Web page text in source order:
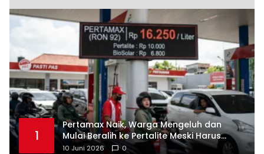
1
‎Pertamax Naik, Warga Mengeluh dan
Mulai Beralih ke Pertalite Meski Harus
10 Juni 2026 0